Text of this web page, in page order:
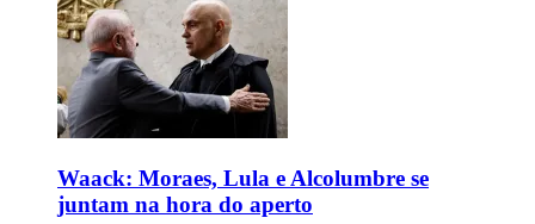
Waack: Moraes, Lula e Alcolumbre se
juntam na hora do aperto